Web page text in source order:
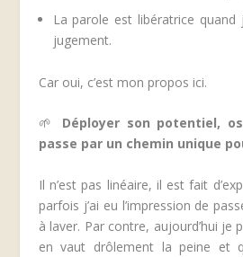
La parole est libératrice quand
jugement.
Car oui, c’est mon propos ici.
🌱 Déployer son potentiel,
passe par un chemin unique
Il n’est pas linéaire, il est fait
parfois j’ai eu l’impression de
à laver. Par contre, aujourd’hui je
en vaut drôlement la peine et